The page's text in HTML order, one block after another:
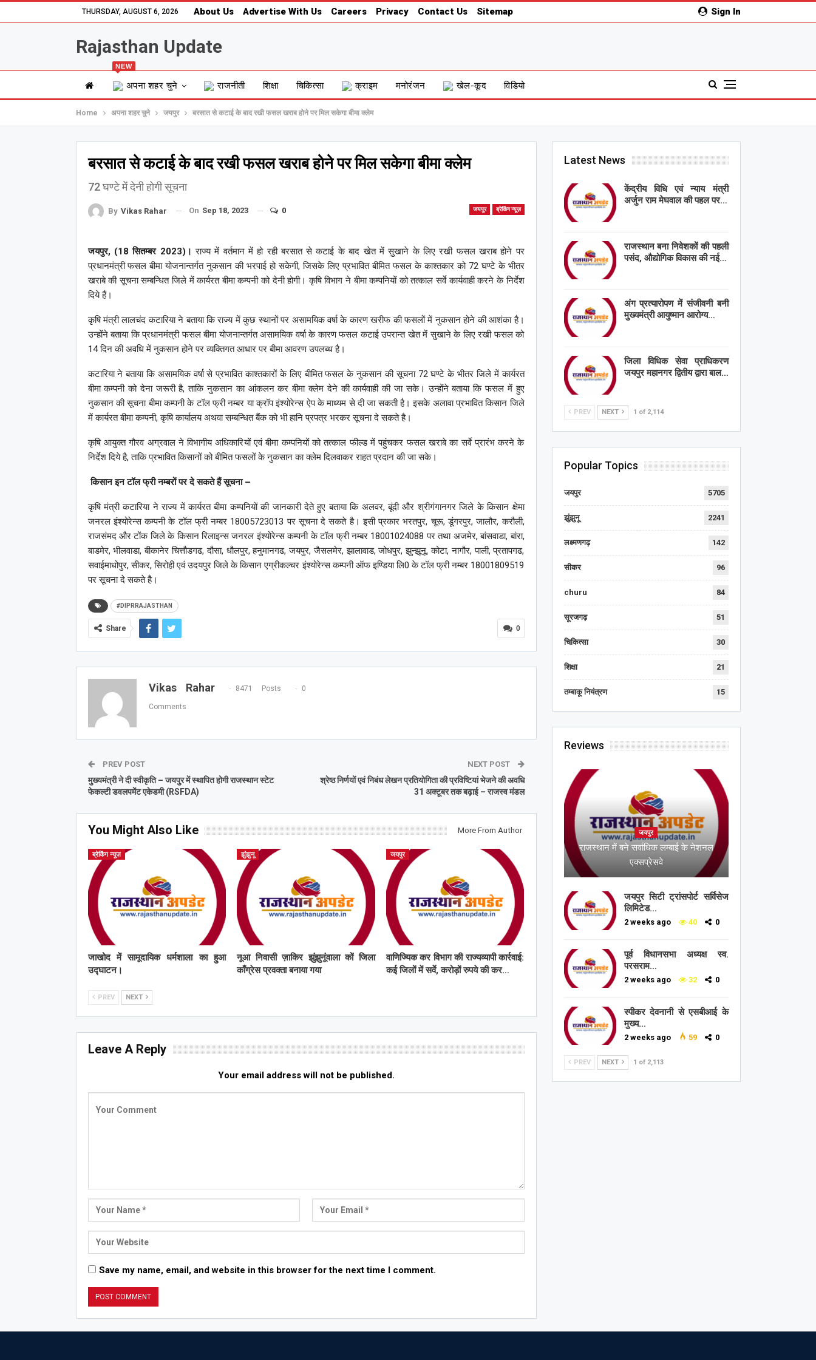
Sign In
THURSDAY, AUGUST 6, 2026 About Us Advertise With Us Careers Privacy Contact Us Sitemap
Rajasthan Update
अपना शहर चुने
NEW
राजनीती शिक्षा चिकित्सा क्राइम मनोरंजन खेल-कूद विडियो
Home अपना शहर चुने जयपुर बरसात से कटाई के बाद रखी फसल खराब होने पर मिल सकेगा बीमा क्लेम
बरसात से कटाई के बाद रखी फसल खराब होने पर मिल सकेगा बीमा क्लेम
72 घण्टे में देनी होगी सूचना
जयपुर ब्रेकिंग न्यूज़
By Vikas Rahar On Sep 18, 2023 0
जयपुर, (18 सितम्बर 2023)। राज्य में वर्तमान में हो रही बरसात से कटाई के बाद खेत में सुखाने के लिए रखी फसल खराब होने पर
प्रधानमंत्री फसल बीमा योजनान्तर्गत नुकसान की भरपाई हो सकेगी, जिसके लिए प्रभावित बीमित फसल के काश्तकार को 72 घण्टे के भीतर
खराबे की सूचना सम्बन्धित जिले में कार्यरत बीमा कम्पनी को देनी होगी। कृषि विभाग ने बीमा कम्पनियों को तत्काल सर्वे कार्यवाही करने के निर्देश
दिये हैं।
कृषि मंत्री लालचंद कटारिया ने बताया कि राज्य में कुछ स्थानों पर असामयिक वर्षा के कारण खरीफ की फसलों में नुकसान होने की आशंका है।
उन्होंने बताया कि प्रधानमंत्री फसल बीमा योजनान्तर्गत असामयिक वर्षा के कारण फसल कटाई उपरान्त खेत में सुखाने के लिए रखी फसल को
14 दिन की अवधि में नुकसान होने पर व्यक्तिगत आधार पर बीमा आवरण उपलब्ध है।
कटारिया ने बताया कि असामयिक वर्षा से प्रभावित काश्तकारों के लिए बीमित फसल के नुकसान की सूचना 72 घण्टे के भीतर जिले में कार्यरत
बीमा कम्पनी को देना जरूरी है, ताकि नुकसान का आंकलन कर बीमा क्लेम देने की कार्यवाही की जा सके। उन्होंने बताया कि फसल में हुए
नुकसान की सूचना बीमा कम्पनी के टॉल फ्री नम्बर या क्रॉप इंश्योरेन्स ऐप के माध्यम से दी जा सकती है। इसके अलावा प्रभावित किसान जिले
में कार्यरत बीमा कम्पनी, कृषि कार्यालय अथवा सम्बन्धित बैंक को भी हानि प्रपत्र भरकर सूचना दे सकते है।
कृषि आयुक्त गौरव अग्रवाल ने विभागीय अधिकारियों एवं बीमा कम्पनियों को तत्काल फील्ड में पहुंचकर फसल खराबे का सर्वे प्रारंभ करने के
निर्देश दिये है, ताकि प्रभावित किसानों को बीमित फसलों के नुकसान का क्लेम दिलवाकर राहत प्रदान की जा सके।
किसान इन टॉल फ्री नम्बरों पर दे सकते हैं सूचना –
कृषि मंत्री कटारिया ने राज्य में कार्यरत बीमा कम्पनियों की जानकारी देते हुए बताया कि अलवर, बूंदी और श्रीगंगानगर जिले के किसान क्षेमा
जनरल इंश्योरेन्स कम्पनी के टॉल फ्री नम्बर 18005723013 पर सूचना दे सकते है। इसी प्रकार भरतपुर, चूरू, डूंगरपुर, जालौर, करौली,
राजसंमद और टोंक जिले के किसान रिलाइन्स जनरल इंश्योरेन्स कम्पनी के टॉल फ्री नम्बर 18001024088 पर तथा अजमेर, बांसवाडा, बांरा,
बाडमेर, भीलवाडा, बीकानेर चित्तौडगढ, दौसा, धौलपुर, हनुमानगढ, जयपुर, जैसलमेर, झालावाड, जोधपुर, झुन्झूनू, कोटा, नागौर, पाली, प्रतापगढ,
सवाईमाधोपुर, सीकर, सिरोही एवं उदयपुर जिले के किसान एग्रीकल्चर इंश्योरेन्स कम्पनी ऑफ इण्डिया लि0 के टॉल फ्री नम्बर 18001809519
पर सूचना दे सकते है।
#DIPRRAJASTHAN
0
Share
Vikas Rahar 8471 Posts 0
Comments
PREV POST
मुख्यमंत्री ने दी स्वीकृति – जयपुर में स्थापित होगी राजस्थान स्टेट
फेकल्टी डवलपमेंट एकेडमी (RSFDA)
NEXT POST
श्रेष्ठ निर्णयों एवं निबंध लेखन प्रतियोगिता की प्रविष्टियां भेजने की अवधि
31 अक्टूबर तक बढ़ाई – राजस्व मंडल
You Might Also Like More From Author
ब्रेकिंग न्यूज़
जाखोद में सामूदायिक धर्मशाला का हुआ
उद्घाटन।
झुंझुनू
नूआ निवासी ज़ाकिर झुंझुनूंवाला कों जिला
काँग्रेस प्रवक्ता बनाया गया
जयपुर
वाणिज्यिक कर विभाग की राज्यव्यापी कार्रवाई:
कई जिलों में सर्वे, करोड़ों रुपये की कर…
PREV NEXT
Leave A Reply
Your email address will not be published.
Save my name, email, and website in this browser for the next time I comment.
Latest News
केंद्रीय विधि एवं न्याय मंत्री
अर्जुन राम मेघवाल की पहल पर…
राजस्थान बना निवेशकों की पहली
पसंद, औद्योगिक विकास की नई…
अंग प्रत्यारोपण में संजीवनी बनी
मुख्यमंत्री आयुष्मान आरोग्य…
जिला विधिक सेवा प्राधिकरण
जयपुर महानगर द्वितीय द्वारा बाल…
PREV NEXT 1 of 2,114
Popular Topics
जयपुर 5705
झुंझुनू 2241
लक्ष्मणगढ़ 142
सीकर 96
churu 84
सूरजगढ़ 51
चिकित्सा 30
शिक्षा 21
तम्बाकू नियंत्रण 15
Reviews
जयपुर
राजस्थान में बने सर्वाधिक लम्बाई के नेशनल
एक्सप्रेसवे
जयपुर सिटी ट्रांसपोर्ट सर्विसेज
लिमिटेड…
2 weeks ago 40 0
पूर्व विधानसभा अध्यक्ष स्व.
परसराम…
2 weeks ago 32 0
स्पीकर देवनानी से एसबीआई के
मुख्य…
2 weeks ago 59 0
PREV NEXT 1 of 2,113